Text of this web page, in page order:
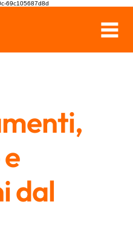
69c105687d8d
dal